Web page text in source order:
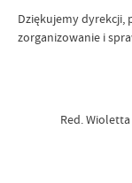
Dziękujemy dyrekcji,
zorganizowanie i
Red.